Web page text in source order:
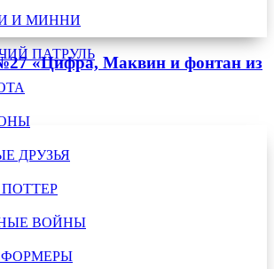
И МИННИ
ПАТРУЛЬ
ДРУЗЬЯ
ПОТТЕР
ВОЙНЫ
«Цифра, Маквин и фонтан из